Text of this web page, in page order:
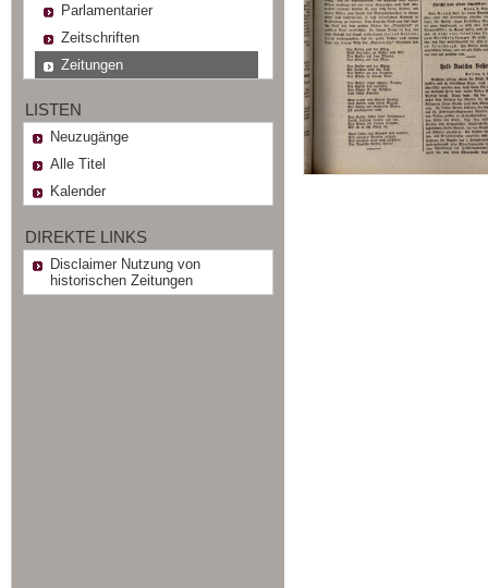
Parlamentarier
Zeitschriften
Zeitungen
LISTEN
Neuzugänge
Alle Titel
Kalender
DIREKTE LINKS
Disclaimer Nutzung von
historischen Zeitungen